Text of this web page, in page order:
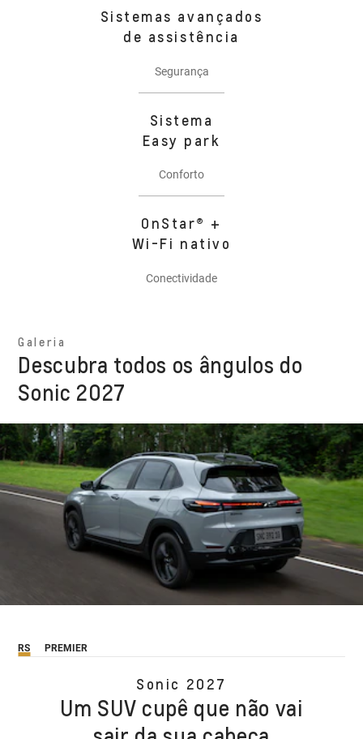
Sistemas avançados
de assistência
Segurança
Sistema
Easy park
Conforto
OnStar® +
Wi-Fi nativo
Conectividade
Galeria
Descubra todos os ângulos do
Sonic 2027
RS PREMIER
Sonic 2027
Um SUV cupê que não vai